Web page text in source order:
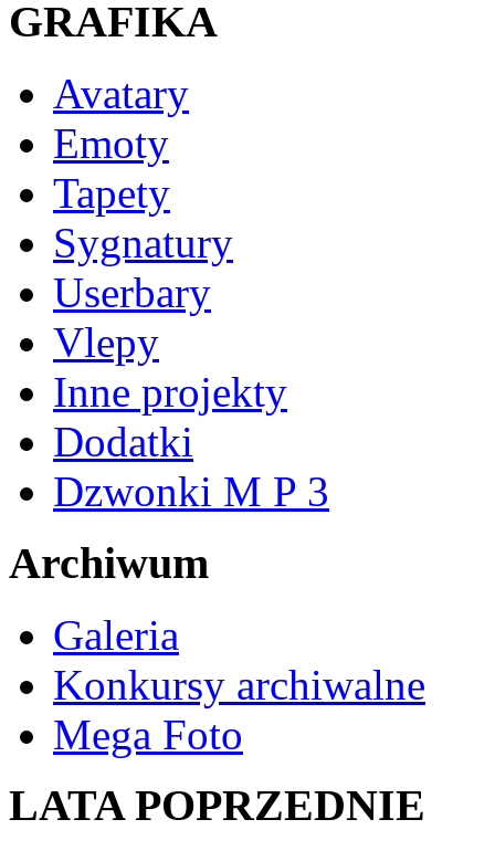
GRAFIKA
Avatary
Emoty
Tapety
Sygnatury
Userbary
Vlepy
Inne projekty
Dodatki
Dzwonki M P 3
Archiwum
Galeria
Konkursy archiwalne
Mega Foto
LATA POPRZEDNIE